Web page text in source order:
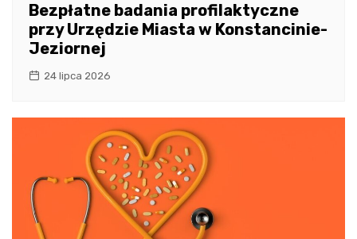
Bezpłatne badania profilaktyczne
przy Urzędzie Miasta w Konstancinie-
Jeziornej
24 lipca 2026